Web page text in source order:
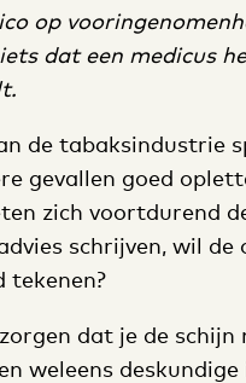
op
dat een medicus
de
gevallen goed
zich voortdurend
schrijven, wil
tekenen?
dat je de
weleens